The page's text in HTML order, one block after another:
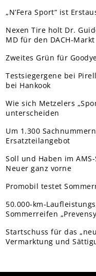
„N’Fera Sport“ ist
Nexen Tire holt Dr.
MD für den DACH-Markt
Zweites Grün für
Testsiegergene bei
bei Hankook
Wie sich Metzelers
unterscheiden
Um 1.300
Ersatzteilangebot
Soll und Haben im
Neuer ganz vorne
Promobil testet
50.000-km-
Sommerreifen
Startschuss für das
Vermarktung und